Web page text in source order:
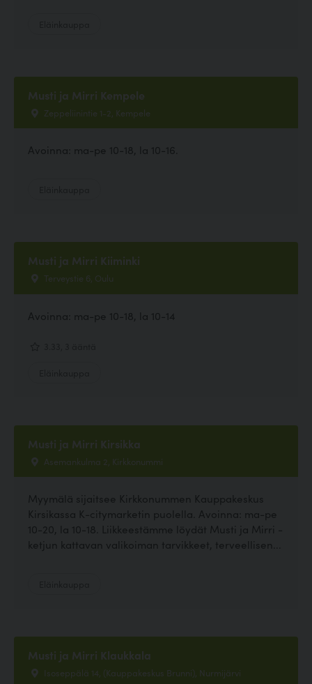
Musti ja Mirri Kempele
Zeppeliinintie 1-2, Kempele
Avoinna: ma-pe 10-18, la 10-16.
Musti ja Mirri Kiiminki
Terveystie 6, Oulu
Avoinna: ma-pe 10-18, la 10-14
Musti ja Mirri Kirsikka
Asemankulma 2, Kirkkonummi
Myymälä sijaitsee Kirkkonummen Kauppakeskus
Kirsikassa K-citymarketin puolella. Avoinna: ma-pe
10-20, la 10-18. Liikkeestämme löydät Musti ja Mirri -
ketjun kattavan valikoiman tarvikkeet, terveellisen...
Musti ja Mirri Klaukkala
Isoseppälä 14, (Kauppakeskus Brunni), Nurmijärvi